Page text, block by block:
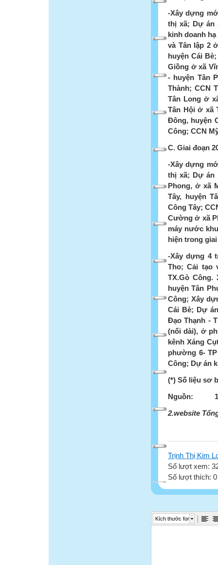
-Xây dựng
thị xã; Dự án
kinh doanh
và Tân lập 2
huyện Cái
Giồng ở xã
- huyện Tân
Thành; CCN
Tân Long ở
Tân Hội ở xã
Đông, huyện
Công; CCN
C. Giai đoạn
-Xây dựng
thị xã; Dự án
Phong, ở xã
Tây, huyện
Công Tây;
Cường ở xã
máy nước
hiện trong giai
-Xây dựng 4
Tho; Cải tạo
TX.Gò
huyện Tân
Công; Xây
Cái Bè; Dự
Đạo Thạnh -
(nối dài), ở
kênh Xáng
phường 6-
Công; Dự án
(*) Số liệu sơ
Nguồn:
2.website
Trịnh Thị Kim
Số lượt xem:
Số lượt thích:
Kích thước font